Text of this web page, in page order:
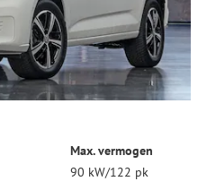
Max. vermogen
90 kW/122 pk